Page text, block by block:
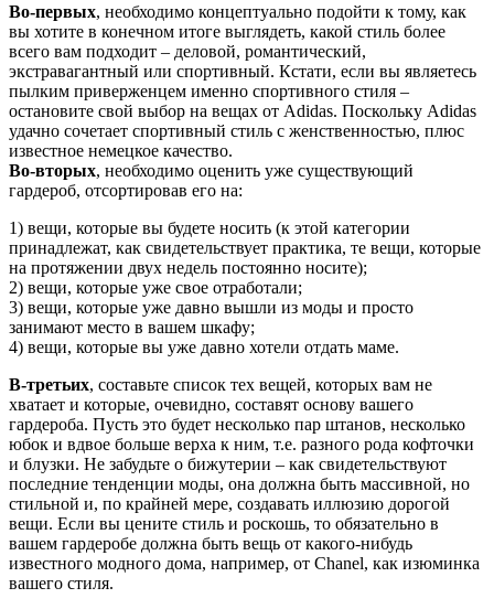
Во-первых, необходимо концептуально подойти к тому, как
вы хотите в конечном итоге выглядеть, какой стиль более
всего вам подходит – деловой, романтический,
экстравагантный или спортивный. Кстати, если вы являетесь
пылким приверженцем именно спортивного стиля –
остановите свой выбор на вещах от Adidas. Поскольку Adidas
удачно сочетает спортивный стиль с женственностью, плюс
известное немецкое качество.
Во-вторых, необходимо оценить уже существующий
гардероб, отсортировав его на:
1) вещи, которые вы будете носить (к этой категории
принадлежат, как свидетельствует практика, те вещи, которые
на протяжении двух недель постоянно носите);
2) вещи, которые уже свое отработали;
3) вещи, которые уже давно вышли из моды и просто
занимают место в вашем шкафу;
4) вещи, которые вы уже давно хотели отдать маме.
В-третьих, составьте список тех вещей, которых вам не
хватает и которые, очевидно, составят основу вашего
гардероба. Пусть это будет несколько пар штанов, несколько
юбок и вдвое больше верха к ним, т.е. разного рода кофточки
и блузки. Не забудьте о бижутерии – как свидетельствуют
последние тенденции моды, она должна быть массивной, но
стильной и, по крайней мере, создавать иллюзию дорогой
вещи. Если вы цените стиль и роскошь, то обязательно в
вашем гардеробе должна быть вещь от какого-нибудь
известного модного дома, например, от Сhanel, как изюминка
вашего стиля.